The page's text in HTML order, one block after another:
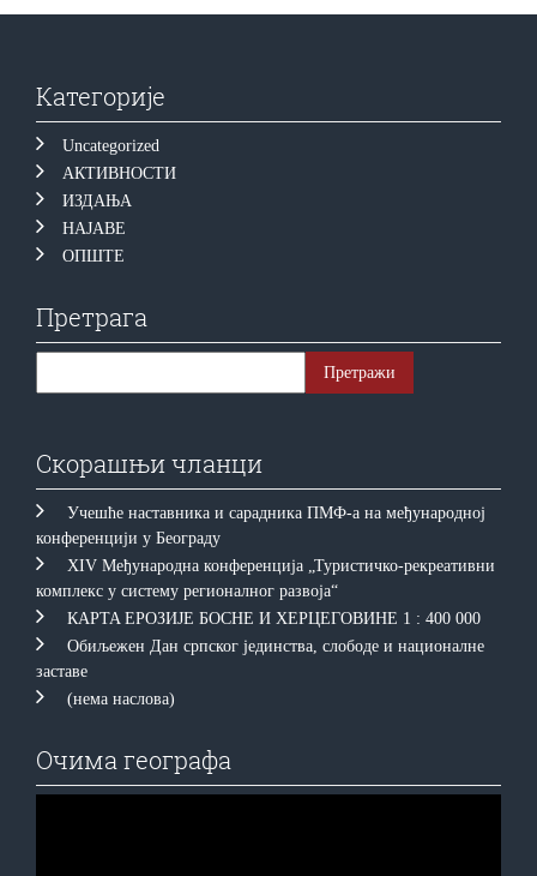
Категорије
Uncategorized
АКТИВНОСТИ
ИЗДАЊА
НАЈАВЕ
ОПШТЕ
Претрага
Скорашњи чланци
Учешће наставника и сарадника ПМФ-а на међународној
конференцији у Београду
XIV Међународна конференција „Туристичко-рекреативни
комплекс у систему регионалног развоја“
КAРTA EРOЗИJE БOСНE И ХEРЦEГOВИНE 1 : 400 000
Обиљежен Дан српског јединства, слободе и националне
заставе
(нема наслова)
Очима географа